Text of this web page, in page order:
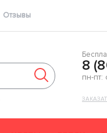
Отзывы
8
пн-пт: